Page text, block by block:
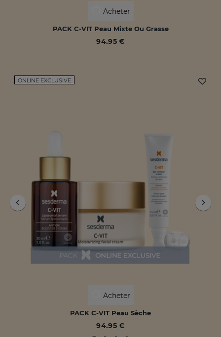
Acheter
PACK C-VIT Peau Mixte Ou Grasse
94.95 €
ONLINE EXCLUSIVE
Acheter
PACK C-VIT Peau Sèche
94.95 €